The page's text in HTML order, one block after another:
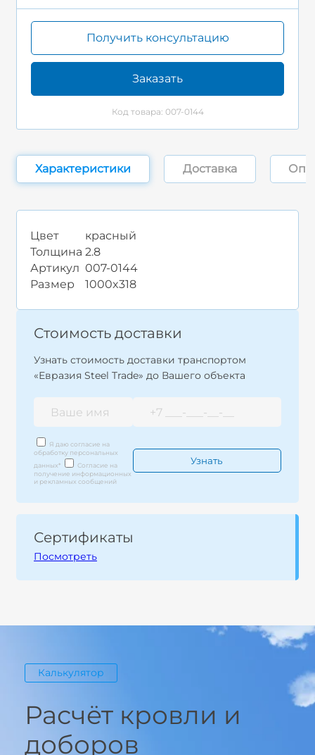
Получить консультацию
Заказать
Код товара: 007-0144
Характеристики Доставка
Цвет
красный
Толщина 2.8
Артикул 007-0144
Размер
1000x318
Стоимость доставки
Узнать стоимость доставки транспортом
«Евразия Steel Trade» до Вашего объекта
Я даю согласие на
обработку персональных
данных*
Согласие на
получение информационных
и рекламных сообщений
Сертификаты
Посмотреть
Калькулятор
Расчёт кровли и
доборов